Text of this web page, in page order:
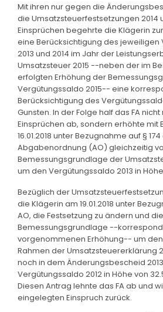
Mit ihren nur gegen die
die Umsatzsteuerfestsetzungen 2014
Einsprüchen begehrte die Klägerin
eine Berücksichtigung des jeweiligen
2013 und 2014 im Jahr der
Umsatzsteuer 2015 --neben der im
erfolgten Erhöhung der
Vergütungssaldo 2015-- eine
Berücksichtigung des
Gunsten. In der Folge half das FA
Einsprüchen ab, sondern erhöhte mit
16.01.2018 unter Bezugnahme auf §
Abgabenordnung (AO) gleichzeitig
Bemessungsgrundlage der
um den Vergütungssaldo 2013 in
Bezüglich der
die Klägerin am 19.01.2018 unter
AO, die Festsetzung zu ändern und die
Bemessungsgrundlage --
vorgenommenen Erhöhung-- um
Rahmen der Umsatzsteuererklärung
noch in dem Änderungsbescheid
Vergütungssaldo 2012 in Höhe von
Diesen Antrag lehnte das FA ab und
eingelegten Einspruch zurück.